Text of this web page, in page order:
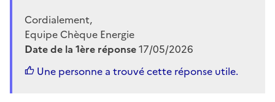
Cordialement,
Equipe Chèque Energie
Date de la 1ère réponse17/05/2026
Une personne a trouvé cette réponse utile.